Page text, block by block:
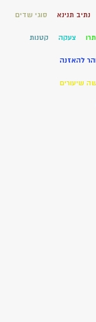
נתיב תנינא סוגי שדים
צעקה קטנות
להאזנה
שיעורים